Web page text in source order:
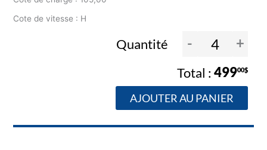
Cote de vitesse : H
Quantité - +
49900$
AJOUTER AU PANIER